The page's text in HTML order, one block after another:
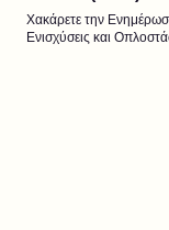
Χακάρετε την
Ενισχύσεις και